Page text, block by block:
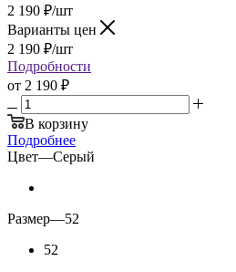
2 190 ₽/шт
Варианты цен
2 190 ₽/шт
Подробности
от 2 190 ₽
В корзину
Подробнее
Цвет—Серый
Размер—52
52